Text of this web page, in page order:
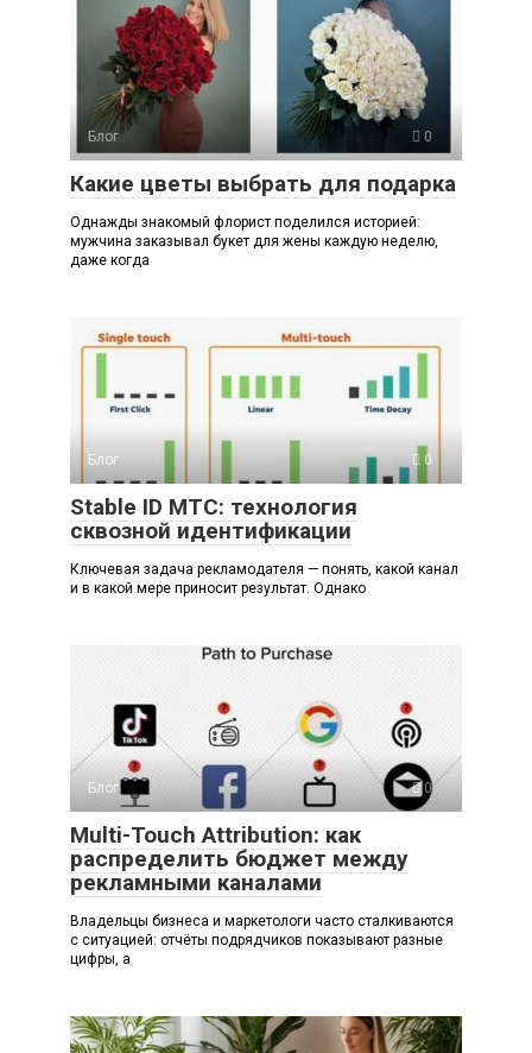
Блог 0
Какие цветы выбрать для подарка
Однажды знакомый флорист поделился историей:
мужчина заказывал букет для жены каждую неделю,
даже когда
Блог 0
Stable ID МТС: технология
сквозной идентификации
Ключевая задача рекламодателя — понять, какой канал
и в какой мере приносит результат. Однако
Блог 0
Multi-Touch Attribution: как
распределить бюджет между
рекламными каналами
Владельцы бизнеса и маркетологи часто сталкиваются
с ситуацией: отчёты подрядчиков показывают разные
цифры, а